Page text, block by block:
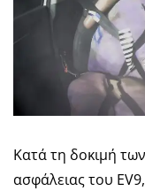
Κατά τη δοκιμή
ασφάλειας του